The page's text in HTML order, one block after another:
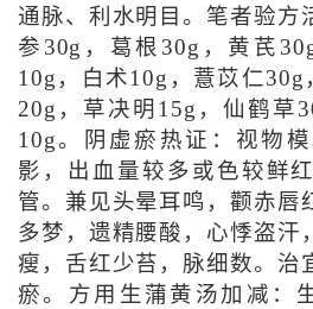
通脉、利水明目。笔者验方
参30g，葛根30g，黄芪
10g，白术10g，薏苡仁
20g，草决明15g，仙鹤草
10g。阴虚瘀热证：视物
影，出血量较多或色较鲜
管。兼见头晕耳鸣，颧赤唇
多梦，遗精腰酸，心悸盗汗
瘦，舌红少苔，脉细数。治
瘀。方用生蒲黄汤加减：